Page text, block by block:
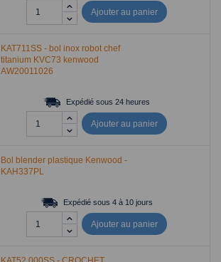
Ajouter au panier
KAT711SS - bol inox robot chef
titanium KVC73 kenwood
AW20011026
Expédié sous 24 heures
Ajouter au panier
Bol blender plastique Kenwood -
KAH337PL
Expédié sous 4 à 10 jours
Ajouter au panier